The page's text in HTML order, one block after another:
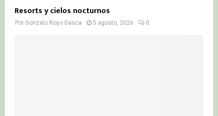
Resorts y cielos nocturnos
Por Gonzalo Royo Gasca 5 agosto, 2026 0